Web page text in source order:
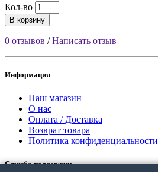
Кол-во
В корзину
0 отзывов /Написать отзыв
Информация
Наш магазин
О нас
Оплата / Доставка
Возврат товара
Политика конфиденциальности
Служба поддержки